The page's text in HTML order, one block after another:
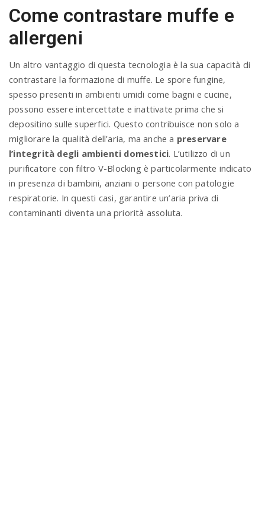
Come contrastare muffe e
allergeni
Un altro vantaggio di questa tecnologia è la sua capacità di
contrastare la formazione di muffe. Le spore fungine,
spesso presenti in ambienti umidi come bagni e cucine,
possono essere intercettate e inattivate prima che si
depositino sulle superfici. Questo contribuisce non solo a
migliorare la qualità dell’aria, ma anche a preservare
l’integrità degli ambienti domestici. L’utilizzo di un
purificatore con filtro V-Blocking è particolarmente indicato
in presenza di bambini, anziani o persone con patologie
respiratorie. In questi casi, garantire un’aria priva di
contaminanti diventa una priorità assoluta.